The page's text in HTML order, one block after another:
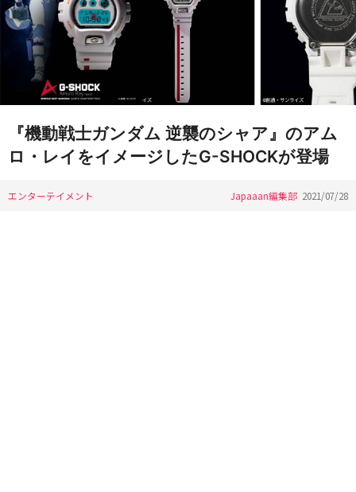
『機動戦士ガンダム 逆襲のシャア』のアム
ロ・レイをイメージしたG-SHOCKが登場
エンターテイメント Japaaan編集部 2021/07/28